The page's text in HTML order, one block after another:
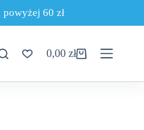
60 zł
Koszyk
0,00zł